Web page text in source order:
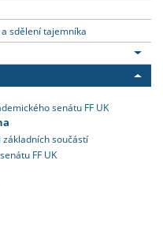
sdělení tajemníka
senátu FF UK
součástí
FF UK